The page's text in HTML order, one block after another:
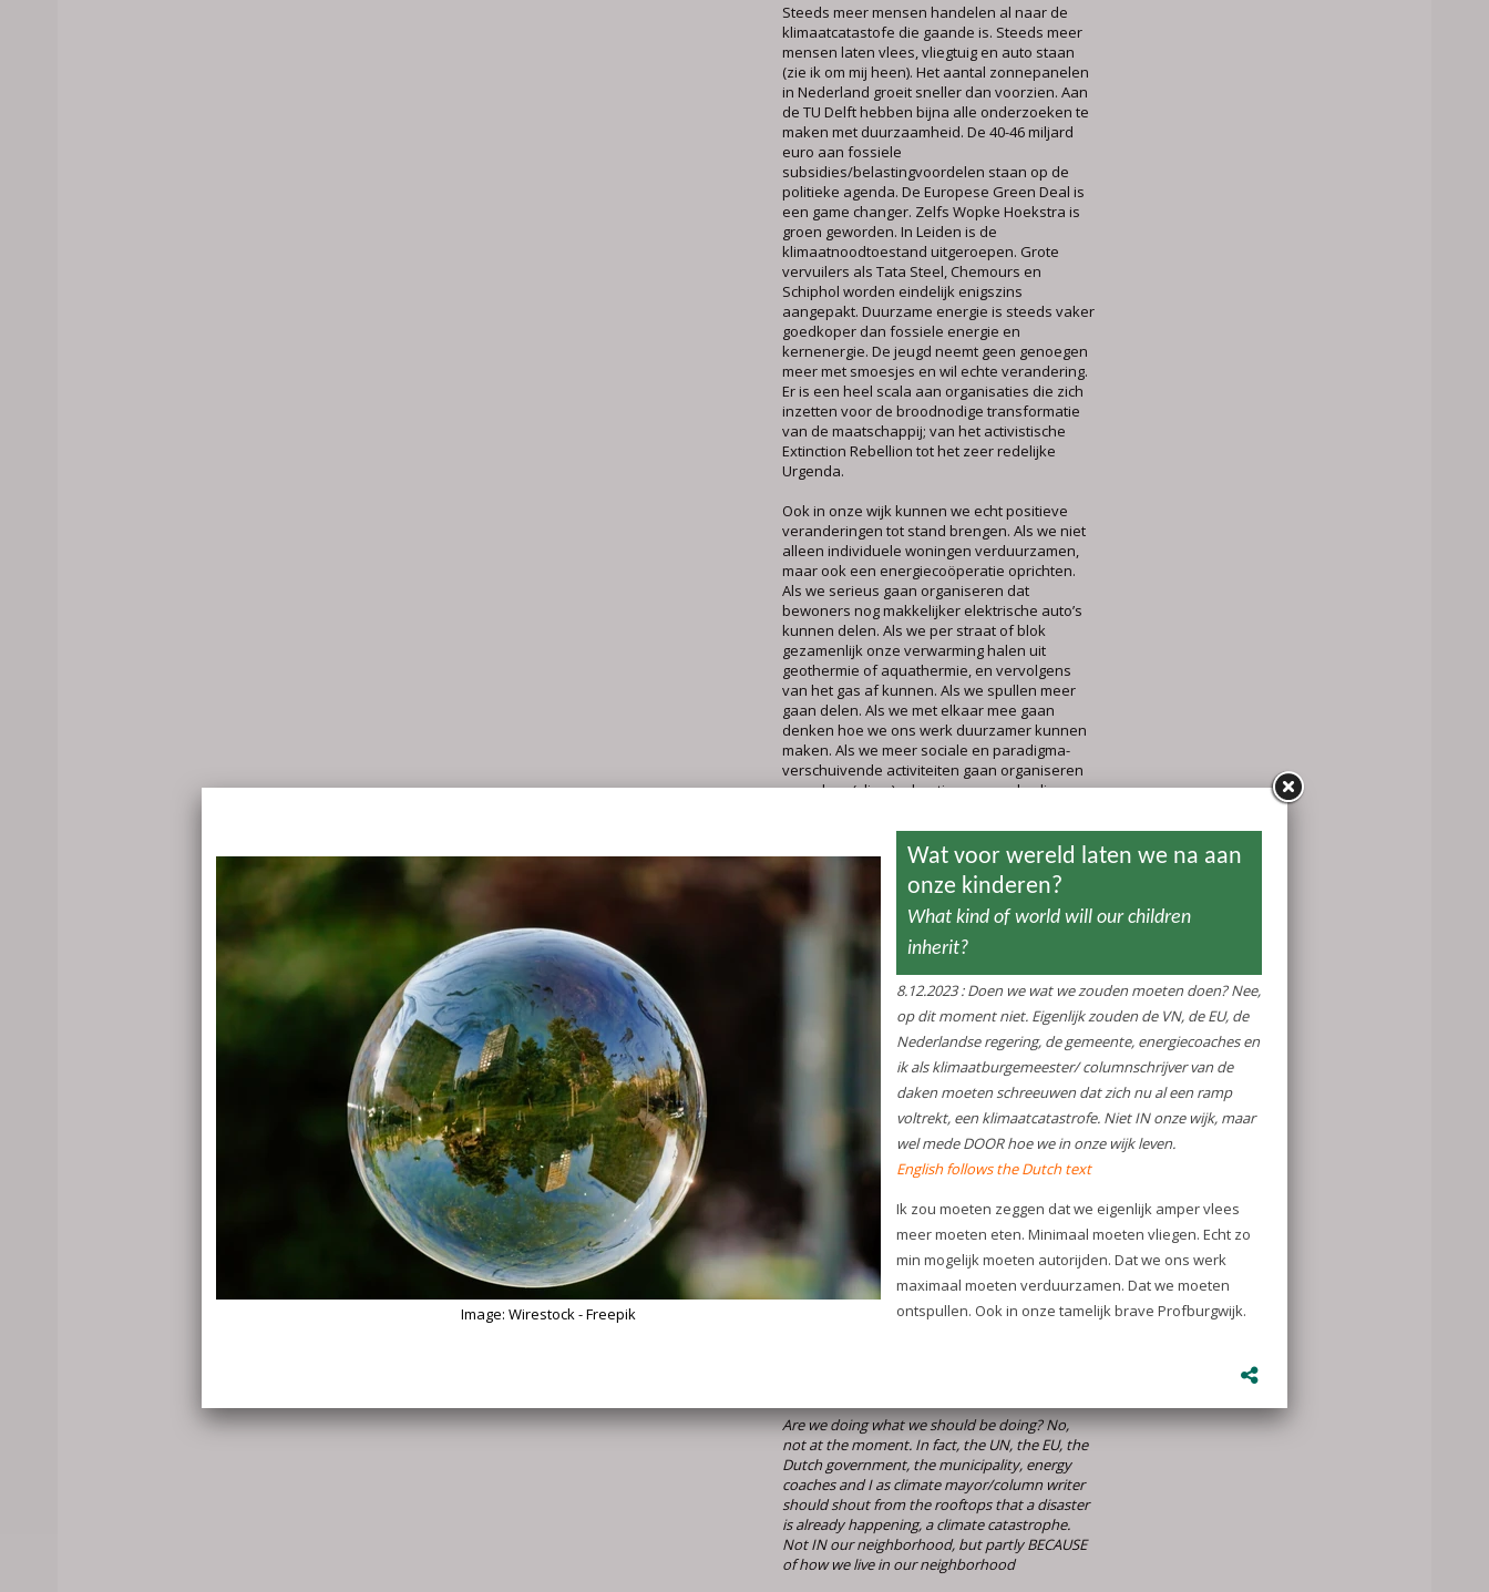
Steeds meer mensen handelen al naar de
klimaatcatastofe die gaande is. Steeds meer
mensen laten vlees, vliegtuig en auto staan
(zie ik om mij heen). Het aantal zonnepanelen
in Nederland groeit sneller dan voorzien. Aan
de TU Delft hebben bijna alle onderzoeken te
maken met duurzaamheid. De 40-46 miljard
euro aan fossiele
subsidies/belastingvoordelen staan op de
politieke agenda. De Europese Green Deal is
een game changer. Zelfs Wopke Hoekstra is
groen geworden. In Leiden is de
klimaatnoodtoestand uitgeroepen. Grote
vervuilers als Tata Steel, Chemours en
Schiphol worden eindelijk enigszins
aangepakt. Duurzame energie is steeds vaker
goedkoper dan fossiele energie en
kernenergie. De jeugd neemt geen genoegen
meer met smoesjes en wil echte verandering.
Er is een heel scala aan organisaties die zich
inzetten voor de broodnodige transformatie
van de maatschappij; van het activistische
Extinction Rebellion tot het zeer redelijke
Urgenda.
Ook in onze wijk kunnen we echt positieve
veranderingen tot stand brengen. Als we niet
alleen individuele woningen verduurzamen,
maar ook een energiecoöperatie oprichten.
Als we serieus gaan organiseren dat
bewoners nog makkelijker elektrische auto’s
kunnen delen. Als we per straat of blok
gezamenlijk onze verwarming halen uit
geothermie of aquathermie, en vervolgens
van het gas af kunnen. Als we spullen meer
gaan delen. Als we met elkaar mee gaan
denken hoe we ons werk duurzamer kunnen
maken. Als we meer sociale en paradigma-
verschuivende activiteiten gaan organiseren
waardoor (vlieg-)vakanties en overbodige
gedachtegoed van filosofie, psychologie en
spirituele tradities gaan gebruiken om onszelf
als mens te transformeren. Alleenstaande
groot-huis-bewoners zorgvuldig helpen om
kleiner te gaan wonen. Kortom, als we steeds
meer doen wat we ‘eigenlijk’ zouden moeten
doen. Dan is er veel mogelijk. Ook in onze
weer met vertrouwen tegemoet zien, voor
onszelf en voor onze kinderen en
Dus als je weet wat je eigenlijk zou moeten
doen: doe het. Weet je het niet, of weet je niet
waar je moet beginnen, kijk dan een op de
volgende websites:
mijnverborgenimpact.nl,
simpelduurzaam.nl,milieucentraal.nlof
verder op deze website. Loop je vast? Mail me
info@maartenstoffers.nlen ik
denk met je mee.
Maarten Stoffers
De Column van Maarten Stoffers verscheen in
de Wijkkrant van December 2023
Are we doing what we should be doing? No,
not at the moment. In fact, the UN, the EU, the
Dutch government, the municipality, energy
coaches and I as climate mayor/column writer
should shout from the rooftops that a disaster
is already happening, a climate catastrophe.
Not IN our neighborhood, but partly BECAUSE
of how we live in our neighborhood